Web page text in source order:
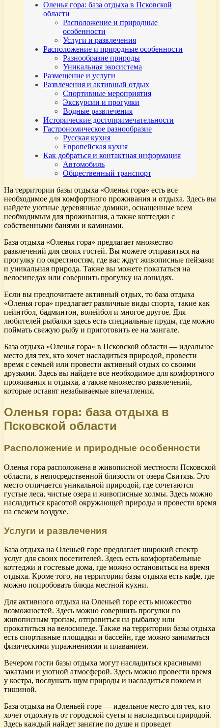
Оленья гора: база отдыха в Псковской
области
Расположение и природные
особенности
Услуги и развлечения
Расположение и природные особенности
Разнообразие природы
Уникальная экосистема
Размещение и услуги
Развлечения и активный отдых
Спортивные мероприятия
Экскурсии и прогулки
Водные развлечения
Исторические достопримечательности
Гастрономическое разнообразие
Русская кухня
Европейская кухня
Как добраться и контактная информация
Автомобиль
Общественный транспорт
На территории базы отдыха «Оленья гора» есть все
необходимое для комфортного проживания и отдыха. Здесь вы
найдете уютные деревянные домики, оснащенные всем
необходимым для проживания, а также коттеджи с
собственными банями и каминами.
База отдыха «Оленья гора» предлагает множество
развлечений для своих гостей. Вы можете отправиться на
прогулку по окрестностям, где вас ждут живописные пейзажи
и уникальная природа. Также вы можете покататься на
велосипедах или совершить прогулку на лошадях.
Если вы предпочитаете активный отдых, то база отдыха
«Оленья гора» предлагает различные виды спорта, такие как
пейнтбол, бадминтон, волейбол и многое другое. Для
любителей рыбалки здесь есть специальные пруды, где можно
поймать свежую рыбу и приготовить ее на мангале.
База отдыха «Оленья гора» в Псковской области — идеальное
место для тех, кто хочет насладиться природой, провести
время с семьей или провести активный отдых со своими
друзьями. Здесь вы найдете все необходимое для комфортного
проживания и отдыха, а также множество развлечений,
которые оставят незабываемые впечатления.
Оленья гора: база отдыха в
Псковской области
Расположение и природные особенности
Оленья гора расположена в живописной местности Псковской
области, в непосредственной близости от озера Свитязь. Это
место отличается уникальной природой, где сочетаются
густые леса, чистые озера и живописные холмы. Здесь можно
насладиться красотой окружающей природы и провести время
на свежем воздухе.
Услуги и развлечения
База отдыха на Оленьей горе предлагает широкий спектр
услуг для своих посетителей. Здесь есть комфортабельные
коттеджи и гостевые дома, где можно остановиться на время
отдыха. Кроме того, на территории базы отдыха есть кафе, где
можно попробовать блюда местной кухни.
Для активного отдыха на Оленьей горе есть множество
возможностей. Здесь можно совершить прогулки по
живописным тропам, отправиться на рыбалку или
прокатиться на велосипеде. Также на территории базы отдыха
есть спортивные площадки и бассейн, где можно заниматься
физическими упражнениями и плаванием.
Вечером гости базы отдыха могут насладиться красивыми
закатами и уютной атмосферой. Здесь можно провести время
у костра, послушать шум природы и насладиться покоем и
тишиной.
База отдыха на Оленьей горе — идеальное место для тех, кто
хочет отдохнуть от городской суеты и насладиться природой.
Здесь каждый найдет занятие по душе и проведет